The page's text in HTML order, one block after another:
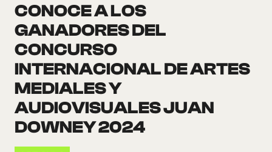
CONOCE A LOS
GANADORES DEL
CONCURSO
INTERNACIONAL DE ARTES
MEDIALES Y
AUDIOVISUALES JUAN
DOWNEY 2024